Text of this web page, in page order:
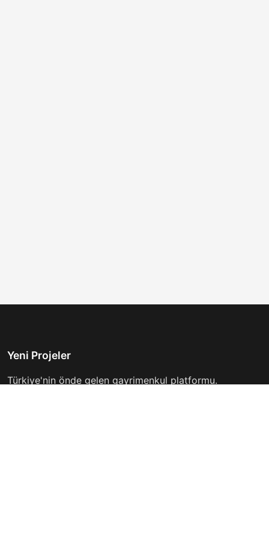
Yeni Projeler
Türkiye'nin önde gelen gayrimenkul platformu.